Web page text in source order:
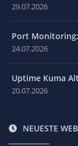
29.07.2026
Port
24.07.2026
Uptime Kuma
20.07.2026
NEUESTE